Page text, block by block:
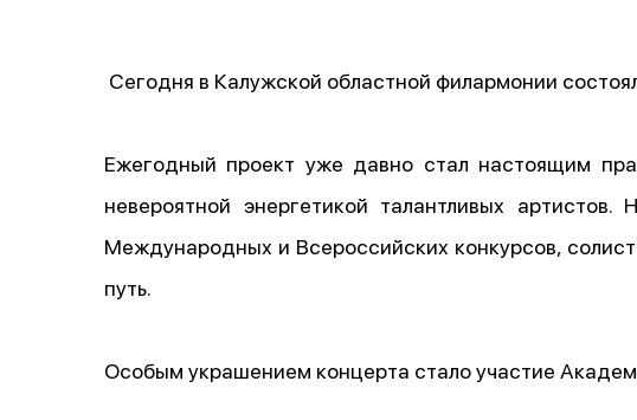
Сегодня в Калужской областной филармонии
Ежегодный проект уже давно стал настоящим
невероятной энергетикой талантливых
Международных и Всероссийских конкурсов,
путь.
Особым украшением концерта стало участие